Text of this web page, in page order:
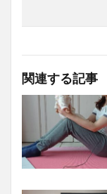
関連する記事
ハ